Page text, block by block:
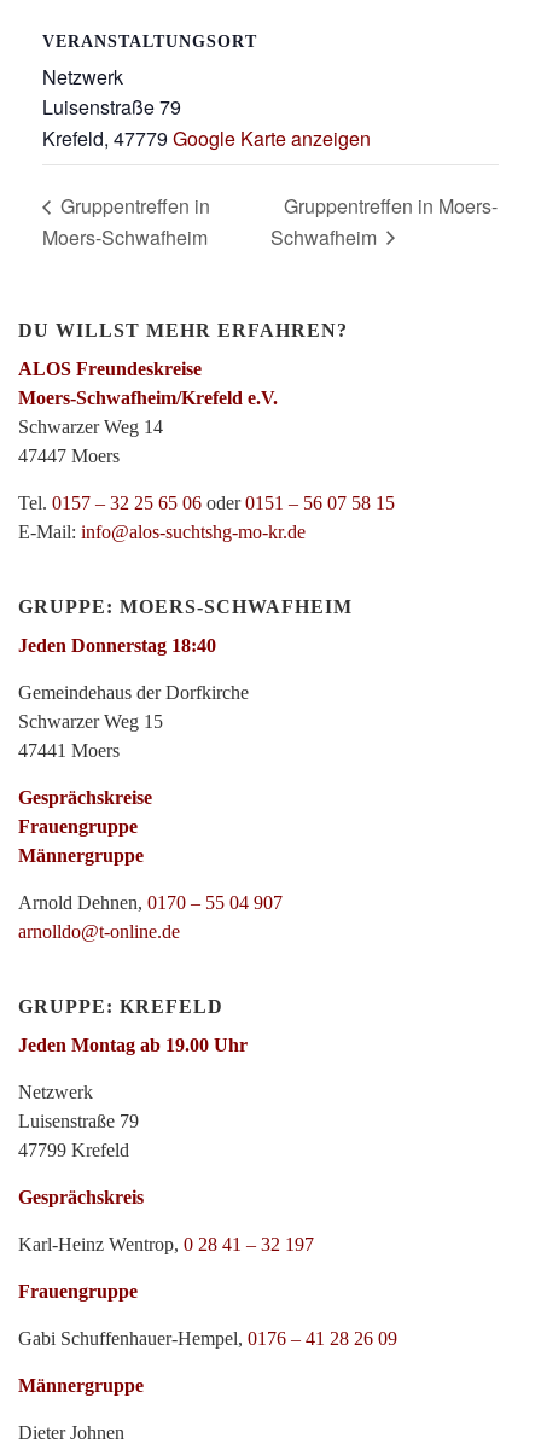
VERANSTALTUNGSORT
Netzwerk
Luisenstraße 79
Krefeld, 47779 Google Karte anzeigen
Gruppentreffen in
Moers-Schwafheim
Gruppentreffen in Moers-
Schwafheim
DU WILLST MEHR ERFAHREN?
ALOS Freundeskreise
Moers-Schwafheim/Krefeld e.V.
Schwarzer Weg 14
47447 Moers
Tel. 0157 – 32 25 65 06 oder0151 – 56 07 58 15
E-Mail: info@alos-suchtshg-mo-kr.de
GRUPPE: MOERS-SCHWAFHEIM
Jeden Donnerstag 18:40
Gemeindehaus der Dorfkirche
Schwarzer Weg 15
47441 Moers
Gesprächskreise
Frauengruppe
Männergruppe
Arnold Dehnen, 0170 – 55 04 907
arnolldo@t-online.de
GRUPPE: KREFELD
Jeden Montag ab 19.00 Uhr
Netzwerk
Luisenstraße 79
47799 Krefeld
Gesprächskreis
Karl-Heinz Wentrop, 0 28 41 – 32 197
Frauengruppe
Gabi Schuffenhauer-Hempel, 0176 – 41 28 26 09
Männergruppe
Dieter Johnen